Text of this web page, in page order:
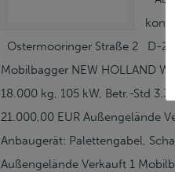
Ostermooringer Straße 2 D-
Mobilbagger NEW HOLLAND
18.000 kg, 105 kW, Betr.-Std
21.000,00 EUR Außengelände
Anbaugerät: Palettengabel,
Außengelände Verkauft 1